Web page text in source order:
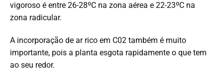
vigoroso é entre 26-28ºC na zona aérea e 22-23ºC na
zona radicular.
A incorporação de ar rico em C02 também é muito
importante, pois a planta esgota rapidamente o que tem
ao seu redor.